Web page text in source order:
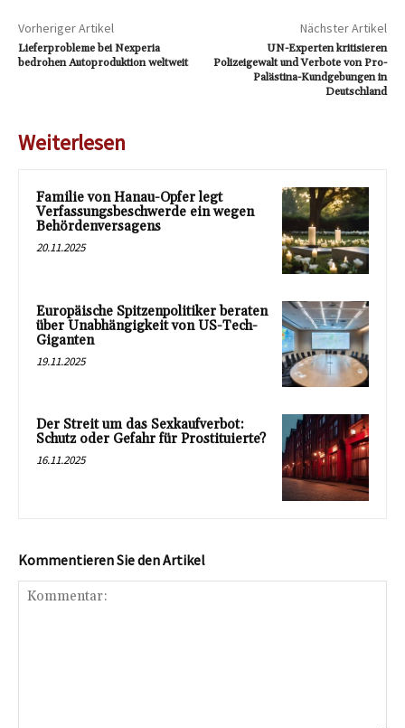
Vorheriger Artikel
Lieferprobleme bei Nexperia
bedrohen Autoproduktion weltweit
Nächster Artikel
UN-Experten kritisieren
Polizeigewalt und Verbote von Pro-
Palästina-Kundgebungen in
Deutschland
Weiterlesen
Familie von Hanau-Opfer legt
Verfassungsbeschwerde ein wegen
Behördenversagens
20.11.2025
Europäische Spitzenpolitiker beraten
über Unabhängigkeit von US-Tech-
Giganten
19.11.2025
Der Streit um das Sexkaufverbot:
Schutz oder Gefahr für Prostituierte?
16.11.2025
Kommentieren Sie den Artikel